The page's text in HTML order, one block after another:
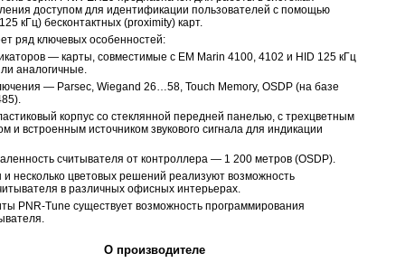
доступом для идентификации пользователей с помощью
кГц) бесконтактных (proximity) карт.
ряд ключевых особенностей:
— карты, совместимые с EM Marin 4100, 4102 и HID 125 кГц
аналогичные.
— Parsec, Wiegand 26…58, Touch Memory, OSDP (на базе
корпус со стеклянной передней панелью, с трехцветным
и встроенным источником звукового сигнала для индикации
считывателя от контроллера — 1 200 метров (OSDP).
несколько цветовых решений реализуют возможность
в различных офисных интерьерах.
PNR-Tune существует возможность программирования
О производителе